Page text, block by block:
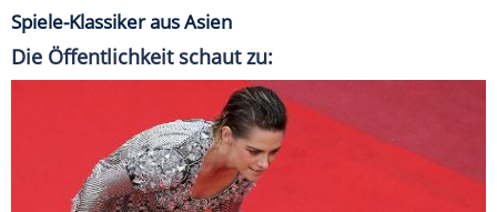
Spiele-Klassiker aus Asien
Die Öffentlichkeit schaut zu: